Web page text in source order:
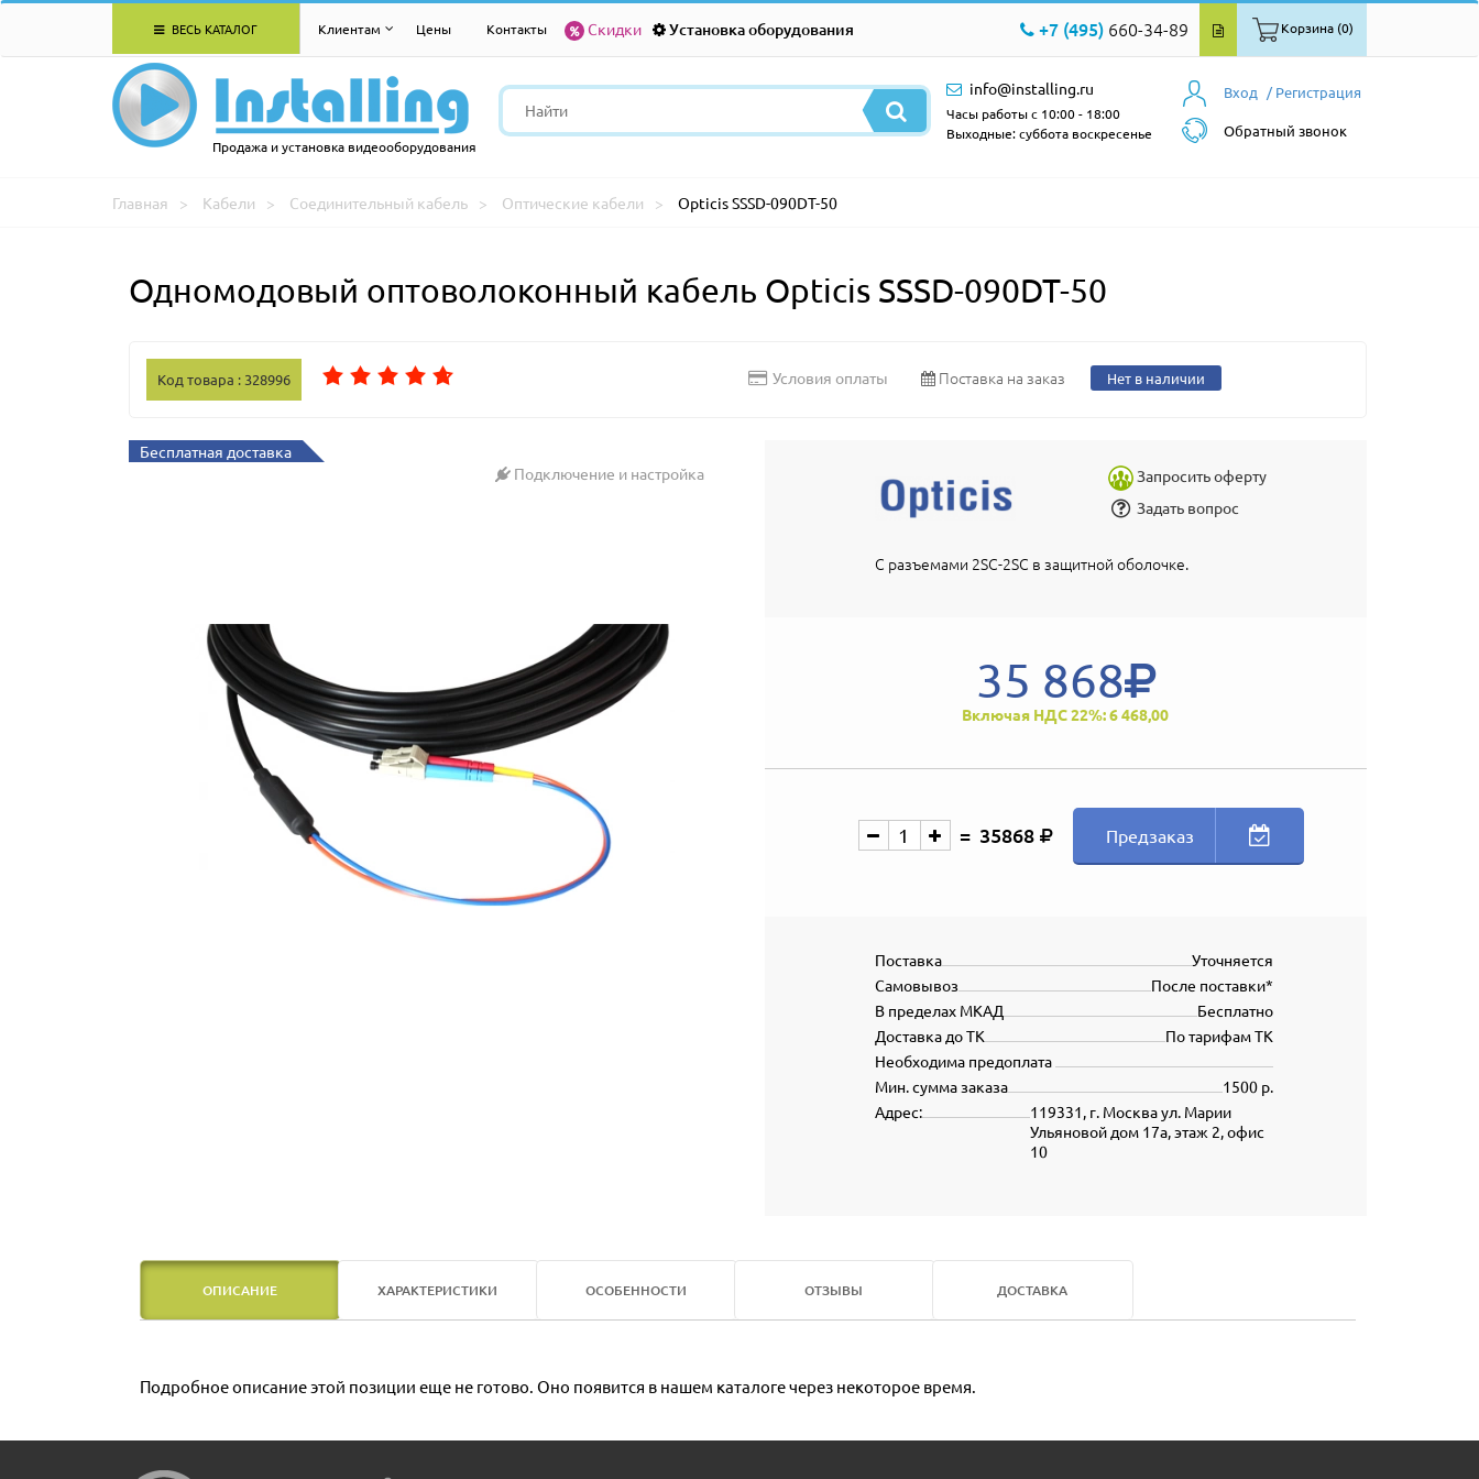
ВЕСЬ КАТАЛОГ Клиентам Цены Контакты Скидки Установка оборудования +7 (495) 660-34-89 Корзина (0)
Продажа и установка видеооборудования
Вход / Регистрация
Обратный звонок
info@installing.ru
Часы работы с 10:00 - 18:00
Выходные: суббота воскресенье
Главная Кабели Соединительный кабель Оптические кабели Opticis SSSD-090DT-50
Одномодовый оптоволоконный кабель Opticis SSSD-090DT-50
Код товара : 328996 Условия оплаты Поставка на заказ Нет в наличии
Бесплатная доставка
Подключение и настройка
Запросить оферту
Задать вопрос
С разъемами 2SC-2SC в защитной оболочке.
35 868
Включая НДС 22%: 6 468,00
35868 Предзаказ
Уточняется
Поставка
После поставки*
Самовывоз
Бесплатно
В пределах МКАД
По тарифам ТК
Доставка до ТК
Необходима предоплата
1500 р.
Мин. сумма заказа
119331, г. Москва ул. Марии
Ульяновой дом 17а, этаж 2, офис
10
Адрес:
ОПИСАНИЕ ХАРАКТЕРИСТИКИ ОСОБЕННОСТИ ОТЗЫВЫ ДОСТАВКА
Подробное описание этой позиции еще не готово. Оно появится в нашем каталоге через некоторое время.